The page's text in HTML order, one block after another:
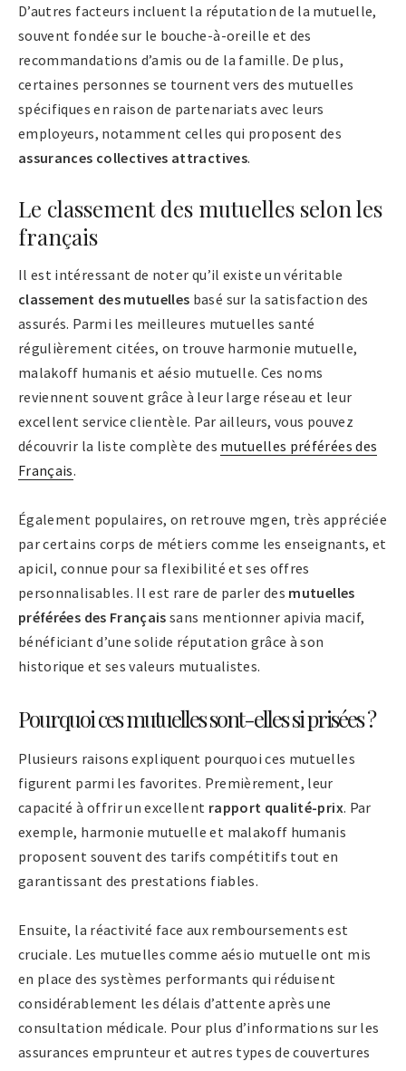
D’autres facteurs incluent la réputation de la mutuelle,
souvent fondée sur le bouche-à-oreille et des
recommandations d’amis ou de la famille. De plus,
certaines personnes se tournent vers des mutuelles
spécifiques en raison de partenariats avec leurs
employeurs, notamment celles qui proposent des
assurances collectives attractives.
Le classement des mutuelles selon les
français
Il est intéressant de noter qu’il existe un véritable
classement des mutuelles basé sur la satisfaction des
assurés. Parmi les meilleures mutuelles santé
régulièrement citées, on trouve harmonie mutuelle,
malakoff humanis et aésio mutuelle. Ces noms
reviennent souvent grâce à leur large réseau et leur
excellent service clientèle. Par ailleurs, vous pouvez
découvrir la liste complète des mutuelles préférées des
Français.
Également populaires, on retrouve mgen, très appréciée
par certains corps de métiers comme les enseignants, et
apicil, connue pour sa flexibilité et ses offres
personnalisables. Il est rare de parler des mutuelles
préférées des Français sans mentionner apivia macif,
bénéficiant d’une solide réputation grâce à son
historique et ses valeurs mutualistes.
Pourquoi ces mutuelles sont-elles si prisées ?
Plusieurs raisons expliquent pourquoi ces mutuelles
figurent parmi les favorites. Premièrement, leur
capacité à offrir un excellent rapport qualité-prix. Par
exemple, harmonie mutuelle et malakoff humanis
proposent souvent des tarifs compétitifs tout en
garantissant des prestations fiables.
Ensuite, la réactivité face aux remboursements est
cruciale. Les mutuelles comme aésio mutuelle ont mis
en place des systèmes performants qui réduisent
considérablement les délais d’attente après une
consultation médicale. Pour plus d’informations sur les
assurances emprunteur et autres types de couvertures